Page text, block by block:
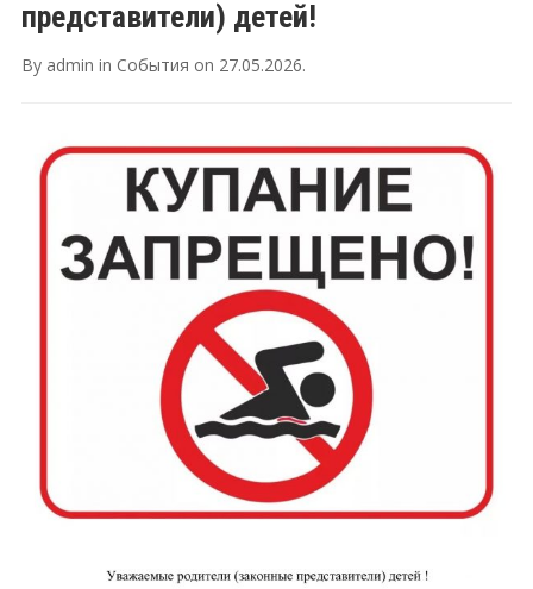
представители) детей!
By admin in События on 27.05.2026.